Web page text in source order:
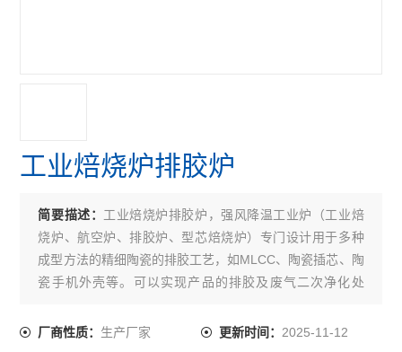
工业焙烧炉排胶炉
简要描述： 工业焙烧炉排胶炉，强风降温工业炉（工业焙
烧炉、航空炉、排胶炉、型芯焙烧炉）专门设计用于多种
成型方法的精细陶瓷的排胶工艺，如MLCC、陶瓷插芯、陶
瓷手机外壳等。可以实现产品的排胶及废气二次净化处
厂商性质： 生产厂家 更新时间： 2025-11-12